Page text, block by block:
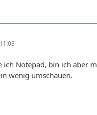
ich Notepad, bin ich aber
wenig umschauen.